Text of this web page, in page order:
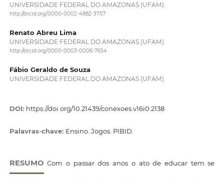
UNIVERSIDADE FEDERAL DO AMAZONAS (UFAM).
http://orcid.org/0000-0002-4882-3757
Renato Abreu Lima
UNIVERSIDADE FEDERAL DO AMAZONAS (UFAM).
http://orcid.org/0000-0003-0006-7654
Fábio Geraldo de Souza
UNIVERSIDADE FEDERAL DO AMAZONAS (UFAM).
DOI: https://doi.org/10.21439/conexoes.v16i0.2138
Palavras-chave: Ensino. Jogos. PIBID.
RESUMO Com o passar dos anos o ato de educar tem se